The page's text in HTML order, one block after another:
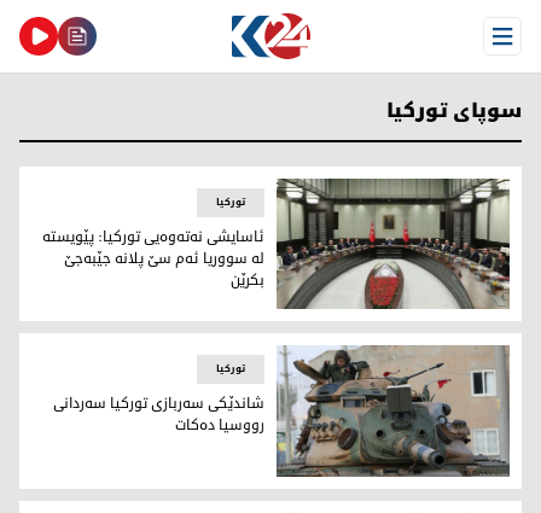
Open Menu
سوپاى توركيا
ئاسايشى نه‌ته‌وه‌يى توركيا: پێويسته‌ له‌ سووريا ئه‌م سێ پلانه‌
تورکیا
ئاسايشى نه‌ته‌وه‌يى توركيا: پێويسته‌
له‌ سووريا ئه‌م سێ پلانه‌ جێبه‌جێ
بكرێن
شاندێكى سه‌ربازى توركيا سه‌ردانى رووسيا ده‌كات
تورکیا
شاندێكى سه‌ربازى توركيا سه‌ردانى
رووسيا ده‌كات